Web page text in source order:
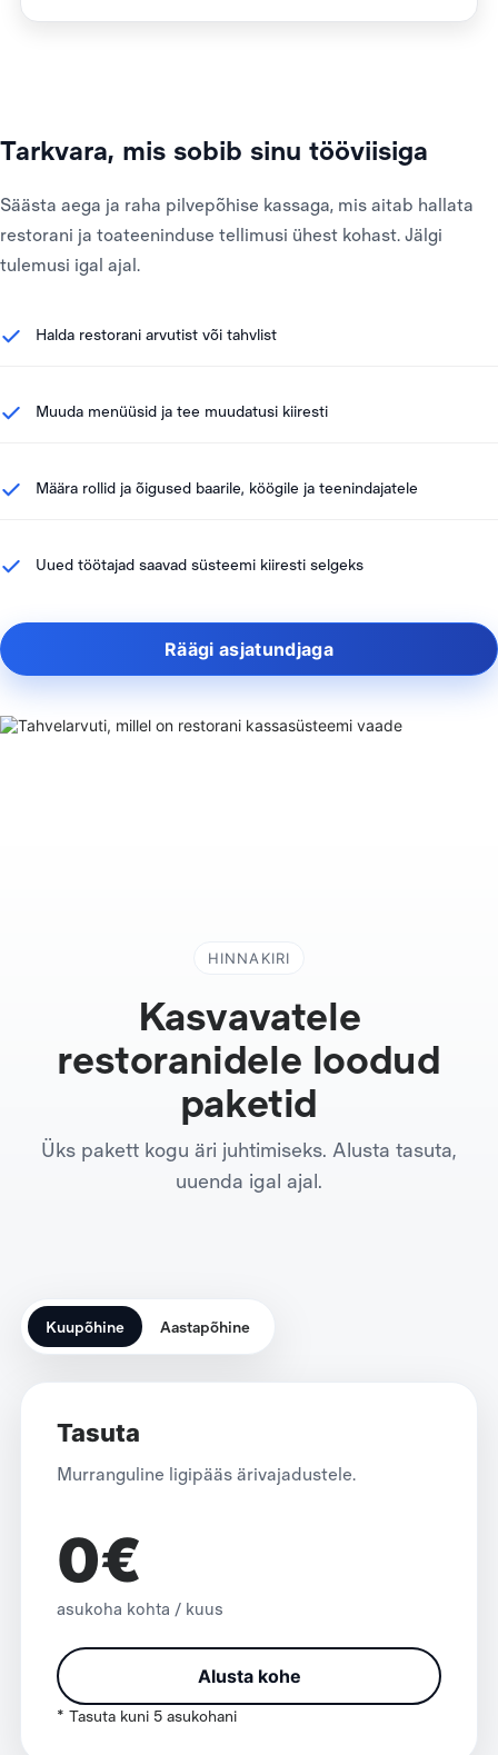
Tarkvara, mis sobib sinu tööviisiga
Säästa aega ja raha pilvepõhise kassaga, mis aitab hallata
restorani ja toateeninduse tellimusi ühest kohast. Jälgi
tulemusi igal ajal.
Halda restorani arvutist või tahvlist
Muuda menüüsid ja tee muudatusi kiiresti
Määra rollid ja õigused baarile, köögile ja teenindajatele
Uued töötajad saavad süsteemi kiiresti selgeks
Räägi asjatundjaga
HINNAKIRI
Kasvavatele
restoranidele loodud
paketid
Üks pakett kogu äri juhtimiseks. Alusta tasuta,
uuenda igal ajal.
Kuupõhine Aastapõhine
Tasuta
Murranguline ligipääs ärivajadustele.
0€
asukoha kohta / kuus
Alusta kohe
* Tasuta kuni 5 asukohani